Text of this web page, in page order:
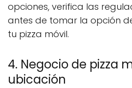
opciones, verifica las
antes de tomar la opción
tu pizza móvil.
4. Negocio de pizza
ubicación